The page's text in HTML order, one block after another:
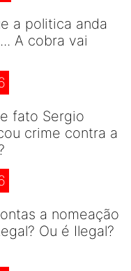
a politica anda
A cobra vai
fato Sergio
crime contra a
a nomeação
Ou é Ilegal?